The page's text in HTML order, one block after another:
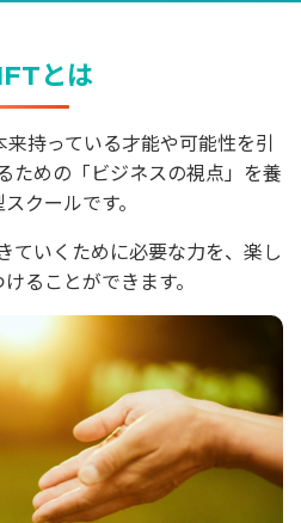
とは
持っている才能や可能性を引
ための「ビジネスの視点」を養
クールです。
ていくために必要な力を、楽し
ることができます。